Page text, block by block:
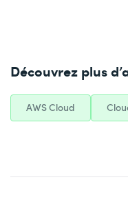
Découvrez plus
AWS Cloud